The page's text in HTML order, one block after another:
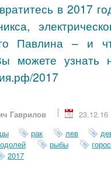
в 2017
Павлина – и
можете узнать
2017
Гаврилов
23.12.16
рак лев
рыбы
2017